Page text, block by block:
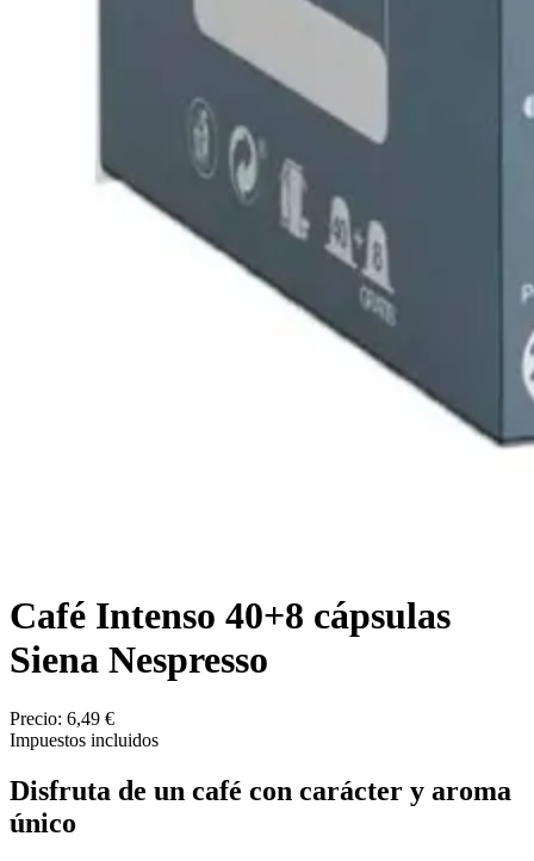
Café Intenso 40+8 cápsulas
Siena Nespresso
Precio: 6,49 €
Impuestos incluidos
Disfruta de un café con carácter y aroma
único